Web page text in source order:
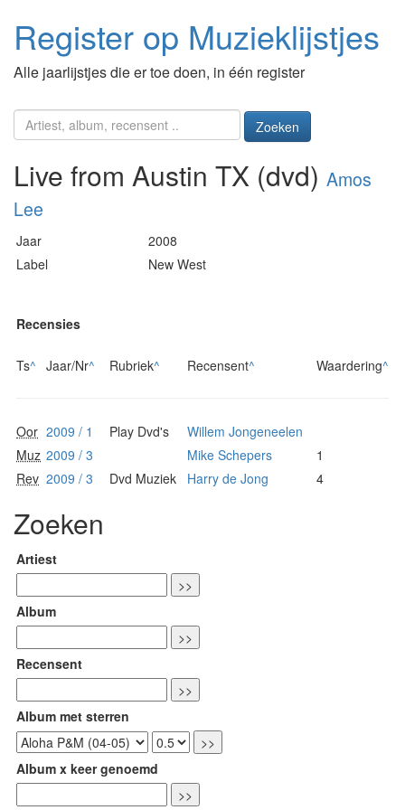
Register op Muzieklijstjes
Alle jaarlijstjes die er toe doen, in één register
Zoeken
Live from Austin TX (dvd) Amos
Lee
Jaar
2008
Label
New West
Recensies
Ts^ Jaar/Nr^ Rubriek^ Recensent^ Waardering^
Oor 2009 / 1 Play Dvd's
Willem Jongeneelen
Muz 2009 / 3 Mike Schepers
1
Rev 2009 / 3 Dvd Muziek Harry de Jong 4
Zoeken
Artiest
Album
Recensent
Album met sterren
Album x keer genoemd